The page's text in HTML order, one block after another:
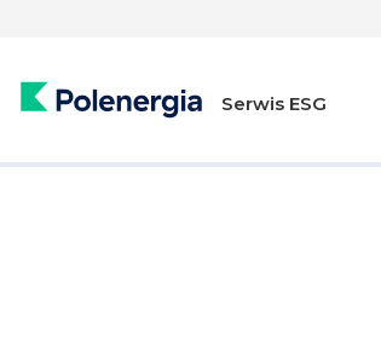
Serwis ESG